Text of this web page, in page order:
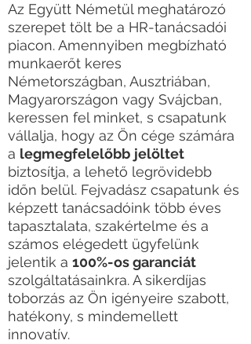
Az Együtt Németül meghatározó
szerepet tölt be a HR-tanácsadói
piacon. Amennyiben megbízható
munkaerőt keres
Németországban, Ausztriában,
Magyarországon vagy Svájcban,
keressen fel minket, s csapatunk
vállalja, hogy az Ön cége számára
a legmegfelelőbb jelöltet
biztosítja, a lehető legrövidebb
időn belül. Fejvadász csapatunk és
képzett tanácsadóink több éves
tapasztalata, szakértelme és a
számos elégedett ügyfelünk
jelentik a 100%-os garanciát
szolgáltatásainkra. A sikerdíjas
toborzás az Ön igényeire szabott,
hatékony, s mindemellett
innovatív.